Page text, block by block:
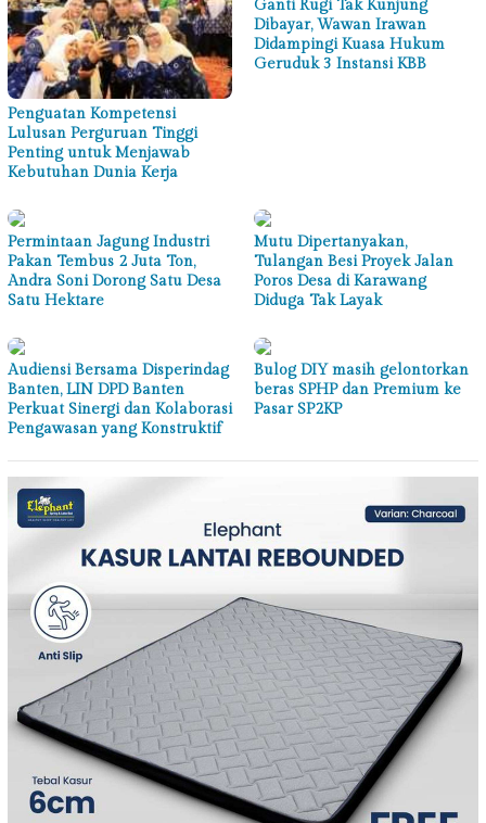
Penguatan Kompetensi
Lulusan Perguruan Tinggi
Penting untuk Menjawab
Kebutuhan Dunia Kerja
Ganti Rugi Tak Kunjung
Dibayar, Wawan Irawan
Didampingi Kuasa Hukum
Geruduk 3 Instansi KBB
Permintaan Jagung Industri
Pakan Tembus 2 Juta Ton,
Andra Soni Dorong Satu Desa
Satu Hektare
Mutu Dipertanyakan,
Tulangan Besi Proyek Jalan
Poros Desa di Karawang
Diduga Tak Layak
Audiensi Bersama Disperindag
Banten, LIN DPD Banten
Perkuat Sinergi dan Kolaborasi
Pengawasan yang Konstruktif
Bulog DIY masih gelontorkan
beras SPHP dan Premium ke
Pasar SP2KP